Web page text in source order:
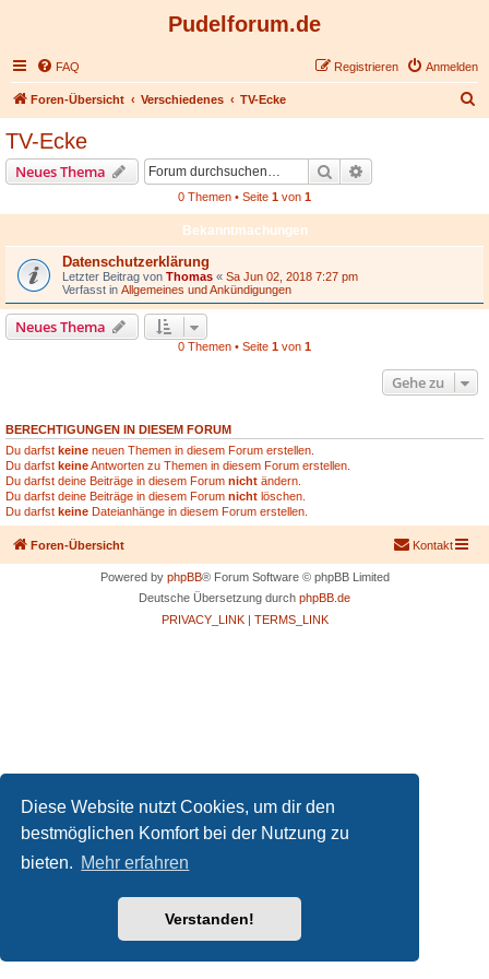
Diese Website nutzt Cookies, um dir den
bestmöglichen Komfort bei der Nutzung zu
bieten. Mehr erfahren
Verstanden!
Pudelforum.de
FAQ Anmelden
Registrieren
Foren-Übersicht Verschiedenes TV-Ecke
TV-Ecke
Neues Thema Suche
0 Themen • Seite 1 von 1
Bekanntmachungen
Datenschutzerklärung
Letzter Beitrag von Thomas « Sa Jun 02, 2018 7:27 pm
Verfasst in Allgemeines und Ankündigungen
Neues Thema
0 Themen • Seite 1 von 1
Gehe zu
BERECHTIGUNGEN IN DIESEM FORUM
Du darfst keine neuen Themen in diesem Forum erstellen.
Du darfst keineAntworten zu Themen in diesem Forum erstellen.
Du darfst deine Beiträge in diesem Forum nicht ändern.
Du darfst deine Beiträge in diesem Forum nicht löschen.
Du darfst keine Dateianhänge in diesem Forum erstellen.
Foren-Übersicht Kontakt
Powered by phpBB® Forum Software © phpBB Limited
Deutsche Übersetzung durch phpBB.de
PRIVACY_LINK| TERMS_LINK